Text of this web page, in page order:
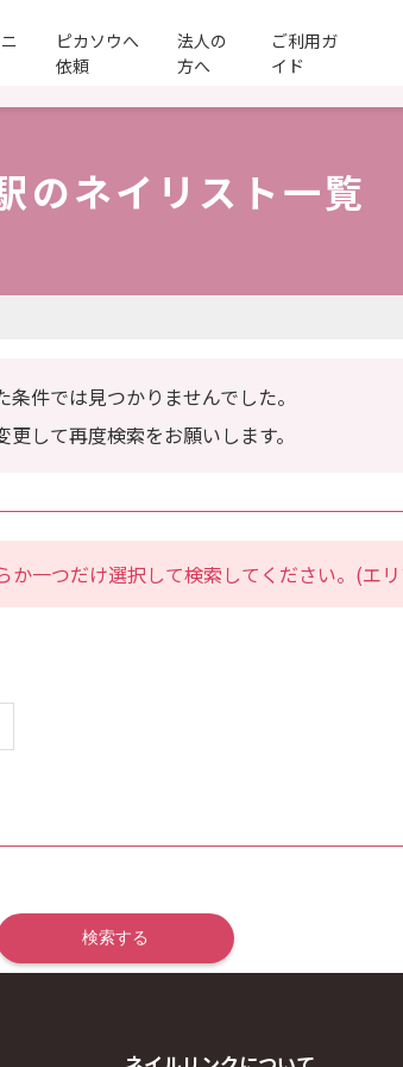
ピカソウへ
依頼
法人の
方へ
ご利用ガ
イド
のネイリスト一覧
条件では見つかりませんでした。
更して再度検索をお願いします。
一つだけ選択して検索してください。(エ